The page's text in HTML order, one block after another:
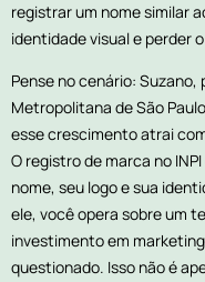
registrar um nome similar
identidade visual e perder
Pense no cenário:
Metropolitana de São
esse crescimento atrai
O registro de marca no
nome, seu logo e sua
ele, você opera sobre um
investimento em
questionado. Isso não é